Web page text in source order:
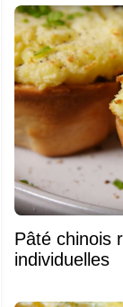
Pâté chinois
individuelles